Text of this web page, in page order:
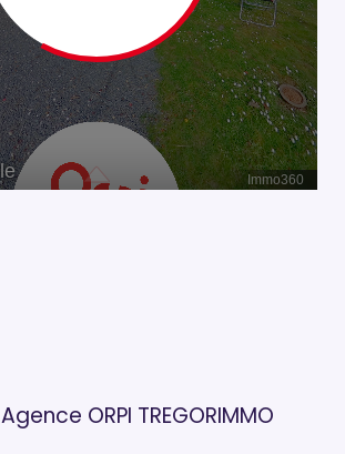
Agence ORPI TREGORIMMO